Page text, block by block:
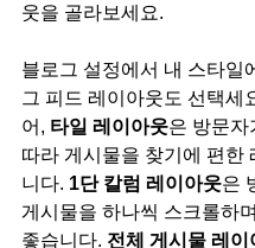
웃을 골라보세요.
블로그 설정에서 내 스타일
그 피드 레이아웃도 선택세
어, 타일 레이아웃은 방문자
따라 게시물을 찾기에 편한
니다. 1단 칼럼 레이아웃은
게시물을 하나씩 스크롤하
좋습니다. 전체 게시물 레이